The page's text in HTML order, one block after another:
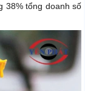
38% tổng doanh số